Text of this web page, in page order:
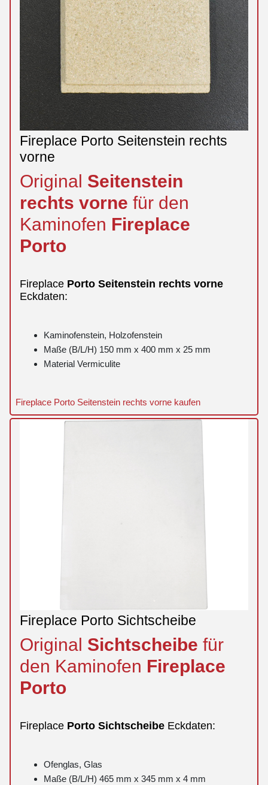
Fireplace Porto Seitenstein rechts
vorne
Original Seitenstein
rechts vorne für den
Kaminofen Fireplace
Porto
Fireplace Porto Seitenstein rechts vorne
Eckdaten:
Kaminofenstein, Holzofenstein
Maße (B/L/H) 150 mm x 400 mm x 25 mm
Material Vermiculite
Fireplace Porto Seitenstein rechts vorne kaufen
Fireplace Porto Sichtscheibe
Original Sichtscheibe für
den Kaminofen Fireplace
Porto
Fireplace Porto Sichtscheibe Eckdaten:
Ofenglas, Glas
Maße (B/L/H) 465 mm x 345 mm x 4 mm